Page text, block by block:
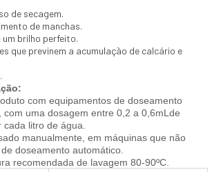
de secagem.
de manchas.
um brilho perfeito.
que previnem a acumulação de calcário e
com equipamentos de doseamento
com uma dosagem entre 0,2 a 0,6mLde
cada litro de água.
manualmente, em máquinas que não
doseamento automático.
recomendada de lavagem 80-90ºC.